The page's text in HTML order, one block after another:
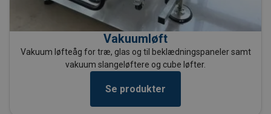
Vakuumløft
Vakuum løfteåg for træ, glas og til beklædningspaneler samt
vakuum slangeløftere og cube løfter.
Se produkter